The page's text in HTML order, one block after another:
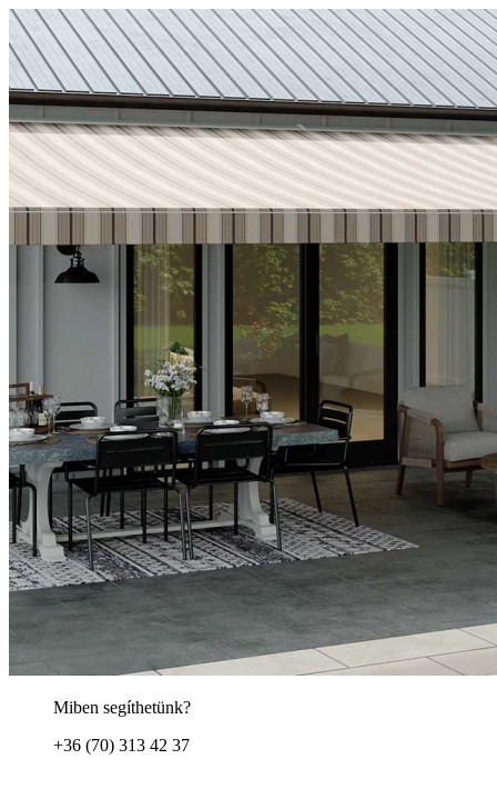
Miben segíthetünk?
+36 (70) 313 42 37